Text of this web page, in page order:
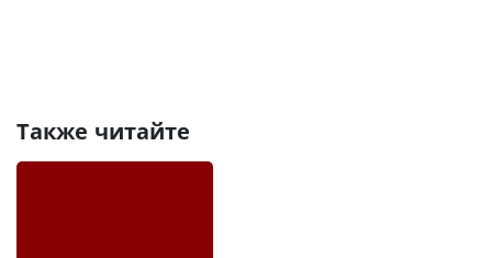
Также читайте